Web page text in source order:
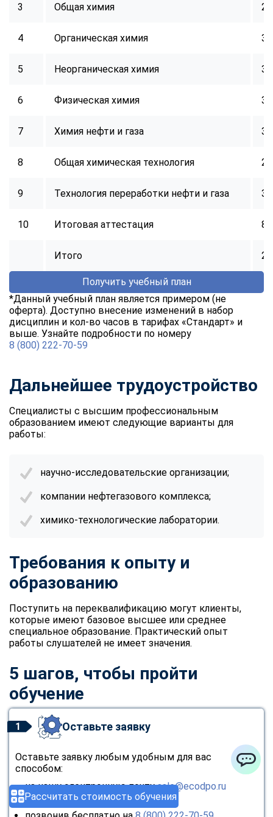
Рассчитать стоимость обучения
3 Общая химия 24
4 Органическая химия 32
5 Неорганическая химия 32
6 Физическая химия 32
7 Химия нефти и газа 32
8 Общая химическая технология 24
9 Технология переработки нефти и газа 32
10 Итоговая аттестация 8
Итого
Получить учебный план
*Данный учебный план является примером (не
оферта). Доступно внесение изменений в набор
дисциплин и кол-во часов в тарифах «Стандарт» и
выше. Узнайте подробности по номеру
8 (800) 222-70-59
Дальнейшее трудоустройство
Специалисты с высшим профессиональным
образованием имеют следующие варианты для
работы:
научно-исследовательские организации;
компании нефтегазового комплекса;
химико-технологические лаборатории.
Требования к опыту и
образованию
Поступить на переквалификацию могут клиенты,
которые имеют базовое высшее или среднее
специальное образование. Практический опыт
работы слушателей не имеет значения.
5 шагов, чтобы пройти
обучение
1 Оставьте заявку
Оставьте заявку любым удобным для вас
способом:
на нашу электронную почтуsale@ecodpo.ru
черезформу обратной связи
Мессенджеры
Свяжитесь с нами через любой удобный мессенджер!
Max